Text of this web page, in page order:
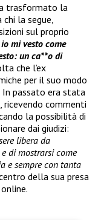
trasformato la
la segue,
sul proprio
mi vesto come
un ca**o di
che l’ex
per il suo modo
passato era stata
ricevendo commenti
la possibilità di
dai giudizi:
libera da
di mostrarsi come
e sempre con tanta
della sua presa